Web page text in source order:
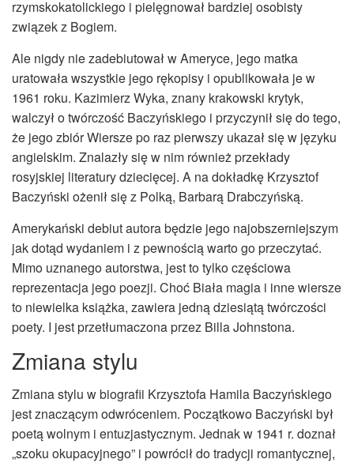
rzymskokatolickiego i pielęgnował bardziej osobisty
związek z Bogiem.
Ale nigdy nie zadebiutował w Ameryce, jego matka
uratowała wszystkie jego rękopisy i opublikowała je w
1961 roku. Kazimierz Wyka, znany krakowski krytyk,
walczył o twórczość Baczyńskiego i przyczynił się do tego,
że jego zbiór Wiersze po raz pierwszy ukazał się w języku
angielskim. Znalazły się w nim również przekłady
rosyjskiej literatury dziecięcej. A na dokładkę Krzysztof
Baczyński ożenił się z Polką, Barbarą Drabczyńską.
Amerykański debiut autora będzie jego najobszerniejszym
jak dotąd wydaniem i z pewnością warto go przeczytać.
Mimo uznanego autorstwa, jest to tylko częściowa
reprezentacja jego poezji. Choć Biała magia i inne wiersze
to niewielka książka, zawiera jedną dziesiątą twórczości
poety. I jest przetłumaczona przez Billa Johnstona.
Zmiana stylu
Zmiana stylu w biografii Krzysztofa Hamila Baczyńskiego
jest znaczącym odwróceniem. Początkowo Baczyński był
poetą wolnym i entuzjastycznym. Jednak w 1941 r. doznał
„szoku okupacyjnego” i powrócił do tradycji romantycznej,